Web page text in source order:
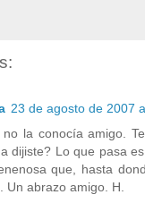
23 de agosto de 2007
no la conocía amigo.
dijiste? Lo que pasa
que, hasta
Un abrazo amigo. H.